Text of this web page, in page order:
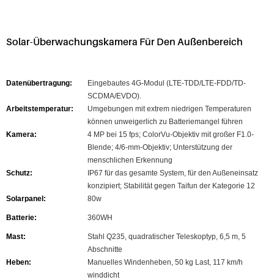
Solar-Überwachungskamera Für Den Außenbereich
Datenübertragung:
Eingebautes 4G-Modul (LTE-TDD/LTE-FDD/TD-
SCDMA/EVDO).
Arbeitstemperatur:
Umgebungen mit extrem niedrigen Temperaturen
können unweigerlich zu Batteriemangel führen
Kamera:
4 MP bei 15 fps; ColorVu-Objektiv mit großer F1.0-
Blende; 4/6-mm-Objektiv; Unterstützung der
menschlichen Erkennung
Schutz:
IP67 für das gesamte System, für den Außeneinsatz
konzipiert; Stabilität gegen Taifun der Kategorie 12
Solarpanel:
80w
Batterie: 360WH
Mast:
Stahl Q235, quadratischer Teleskoptyp, 6,5 m, 5
Abschnitte
Heben:
Manuelles Windenheben, 50 kg Last, 117 km/h
winddicht